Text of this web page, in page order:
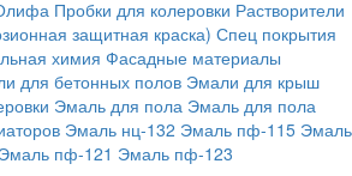
Пробки для колеровки Растворители
защитная краска) Спец покрытия
химия Фасадные материалы
для бетонных полов Эмали для крыш
Эмаль для пола Эмаль для пола
Эмаль нц-132 Эмаль пф-115 Эмаль
Эмаль пф-121 Эмаль пф-123